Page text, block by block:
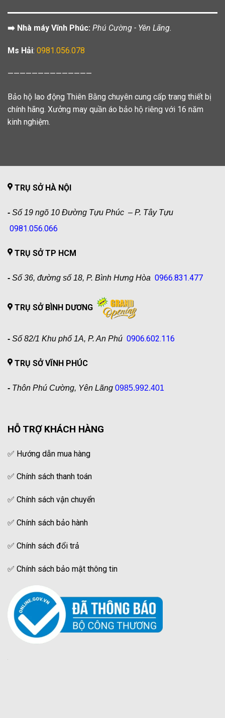
➡️ Nhà máy Vĩnh Phúc: Phú Cường - Yên Lãng.
Ms Hải: 0981.056.078
——————————————
Bảo hộ lao động Thiên Bằng chuyên cung cấp trang thiết bị
chính hãng. Xưởng may quần áo bảo hộ riêng với 16 năm
kinh nghiệm.
TRỤ SỞ HÀ NỘI
- Số 19 ngõ 10 Đường Tựu Phúc – P. Tây Tựu
0981.056.066
TRỤ SỞ TP HCM
- Số 36, đường số 18, P. Bình Hưng Hòa 0966.831.477
TRỤ SỞ BÌNH DƯƠNG
- Số 82/1 Khu phố 1A, P. An Phú 0906.602.116
TRỤ SỞ VĨNH PHÚC
- Thôn Phú Cường, Yên Lãng 0985.992.401
HỖ TRỢ KHÁCH HÀNG
✅ Hướng dẫn mua hàng
✅ Chính sách thanh toán
✅ Chính sách vận chuyển
✅ Chính sách bảo hành
✅ Chính sách đổi trả
✅ Chính sách bảo mật thông tin